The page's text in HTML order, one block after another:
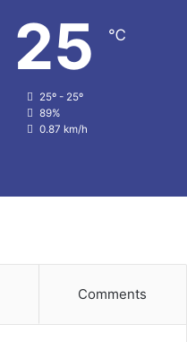
25 ℃
25º - 25º
89%
0.87 km/h
Comments